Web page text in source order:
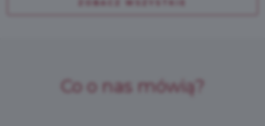
Co o nas mówią?